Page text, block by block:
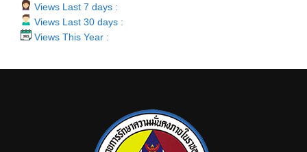
Views Last 7 days :
Views Last 30 days :
Views This Year :